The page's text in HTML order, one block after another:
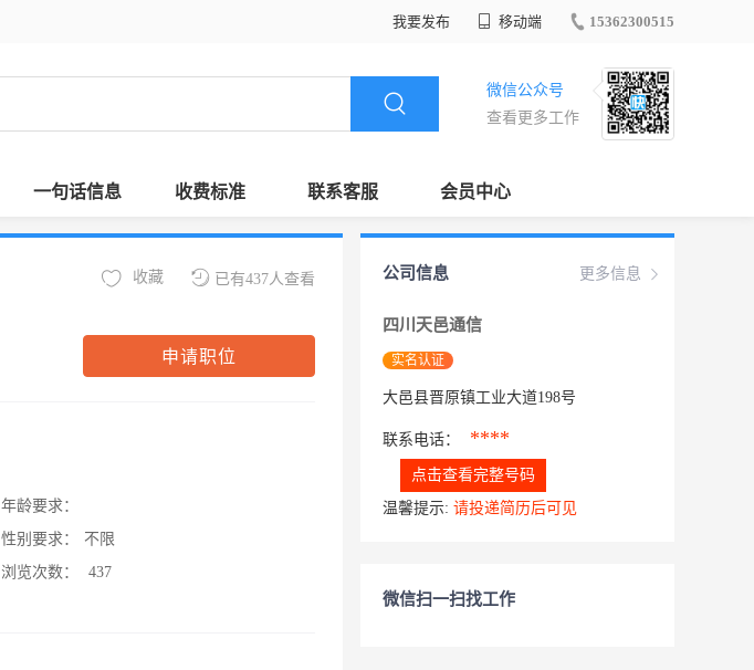
我要发布 移动端 15362300515
微信公众号
查看更多工作
一句话信息 收费标准 联系客服 会员中心
已有437人查看
收藏
申请职位
年龄要求：
性别要求：
不限
浏览次数：
437
更多信息
公司信息
四川天邑通信
实名认证
大邑县晋原镇工业大道198号
联系电话： ****
点击查看完整号码
温馨提示: 请投递简历后可见
微信扫一扫找工作